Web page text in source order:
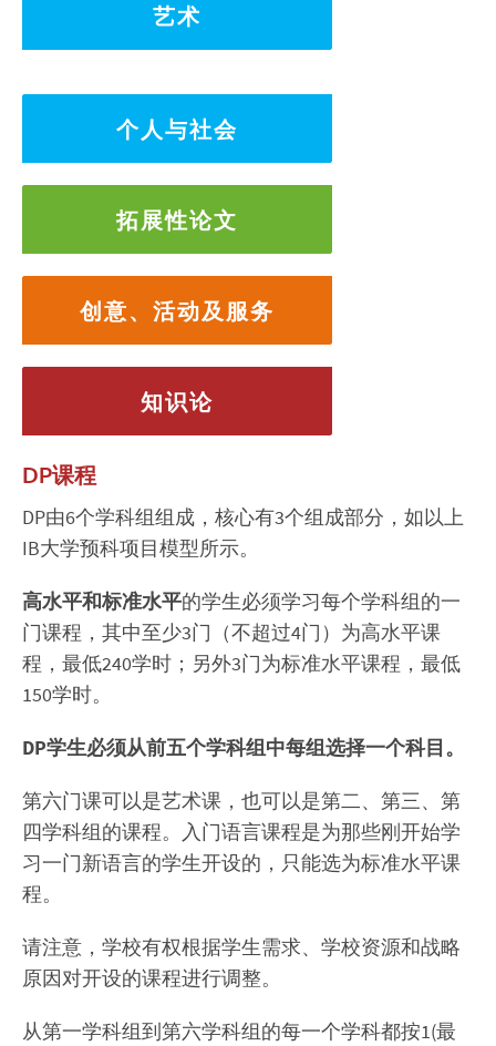
艺术
个人与社会
拓展性论文
创意、活动及服务
知识论
DP课程
DP由6个学科组组成，核心有3个组成部分，如以上
IB大学预科项目模型所示。
高水平和标准水平的学生必须学习每个学科组的一
门课程，其中至少3门（不超过4门）为高水平课
程，最低240学时；另外3门为标准水平课程，最低
150学时。
DP学生必须从前五个学科组中每组选择一个科目。
第六门课可以是艺术课，也可以是第二、第三、第
四学科组的课程。入门语言课程是为那些刚开始学
习一门新语言的学生开设的，只能选为标准水平课
程。
请注意，学校有权根据学生需求、学校资源和战略
原因对开设的课程进行调整。
从第一学科组到第六学科组的每一个学科都按1(最